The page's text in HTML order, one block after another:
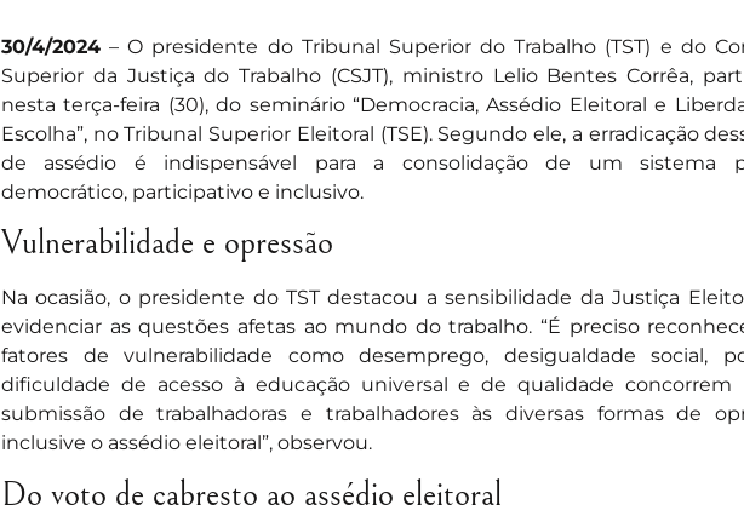
30/4/2024– O presidente do Tribunal Superior do Trabalho (TST) e do
Superior da Justiça do Trabalho (CSJT), ministro Lelio Bentes Corrêa,
nesta terça-feira (30), do seminário “Democracia, Assédio Eleitoral e
Escolha”, no Tribunal Superior Eleitoral (TSE). Segundo ele, a erradicação
de assédio é indispensável para a consolidação de um sistema
democrático, participativo e inclusivo.
Vulnerabilidade e opressão
Na ocasião, o presidente do TST destacou a sensibilidade da Justiça
evidenciar as questões afetas ao mundo do trabalho. “É preciso
fatores de vulnerabilidade como desemprego, desigualdade social,
dificuldade de acesso à educação universal e de qualidade concorrem
submissão de trabalhadoras e trabalhadores às diversas formas de
inclusive o assédio eleitoral”, observou.
Do voto de cabresto ao assédio eleitoral